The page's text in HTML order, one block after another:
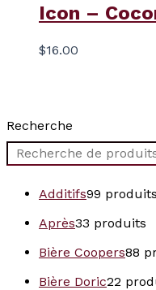
Icon –
$16.00
Recherche
Additifs99 produits
Après33 produits
Bière Coopers88
Bière Doric22